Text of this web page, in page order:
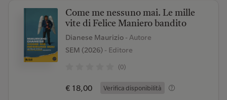
Come me nessuno mai. Le mille
vite di Felice Maniero bandito
Dianese Maurizio - Autore
SEM (2026)- Editore
(0)
€ 18,00 Verifica disponibilità